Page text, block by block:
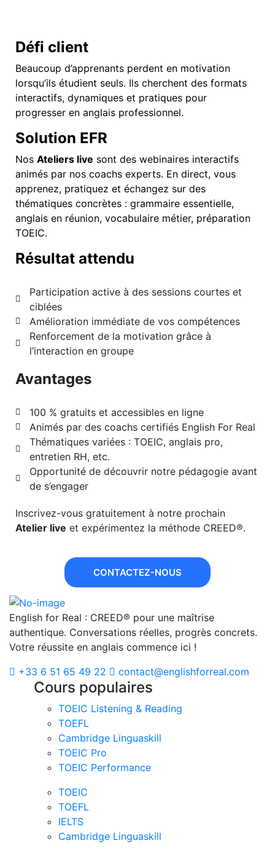
Défi client
Beaucoup d’apprenants perdent en motivation
lorsqu’ils étudient seuls. Ils cherchent des formats
interactifs, dynamiques et pratiques pour
progresser en anglais professionnel.
Solution EFR
Nos Ateliers live sont des webinaires interactifs
animés par nos coachs experts. En direct, vous
apprenez, pratiquez et échangez sur des
thématiques concrètes : grammaire essentielle,
anglais en réunion, vocabulaire métier, préparation
TOEIC.
Résultat attendu
Participation active à des sessions courtes et
ciblées
Amélioration immédiate de vos compétences
Renforcement de la motivation grâce à
l’interaction en groupe
Avantages
100 % gratuits et accessibles en ligne
Animés par des coachs certifiés English For Real
Thématiques variées : TOEIC, anglais pro,
entretien RH, etc.
Opportunité de découvrir notre pédagogie avant
de s’engager
Inscrivez-vous gratuitement à notre prochain
Atelier live et expérimentez la méthode CREED®.
CONTACTEZ-NOUS
English for Real : CREED® pour une maîtrise
authentique. Conversations réelles, progrès concrets.
Votre réussite en anglais commence ici !
+33 6 51 65 49 22
contact@englishforreal.com
Cours populaires
TOEIC Listening & Reading
TOEFL
Cambridge Linguaskill
TOEIC Pro
TOEIC Performance
TOEIC
TOEFL
IELTS
Cambridge Linguaskill